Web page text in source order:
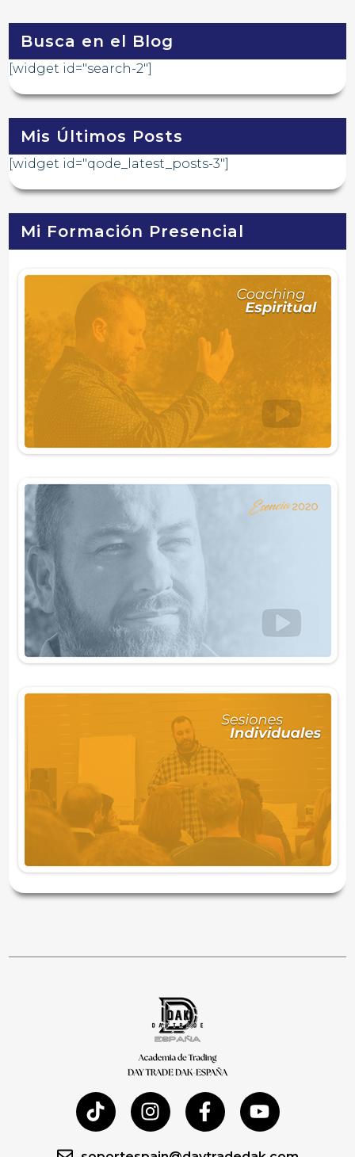
Busca en el Blog
[widget id="search-2"]
Mis Últimos Posts
[widget id="qode_latest_posts-3"]
Mi Formación Presencial